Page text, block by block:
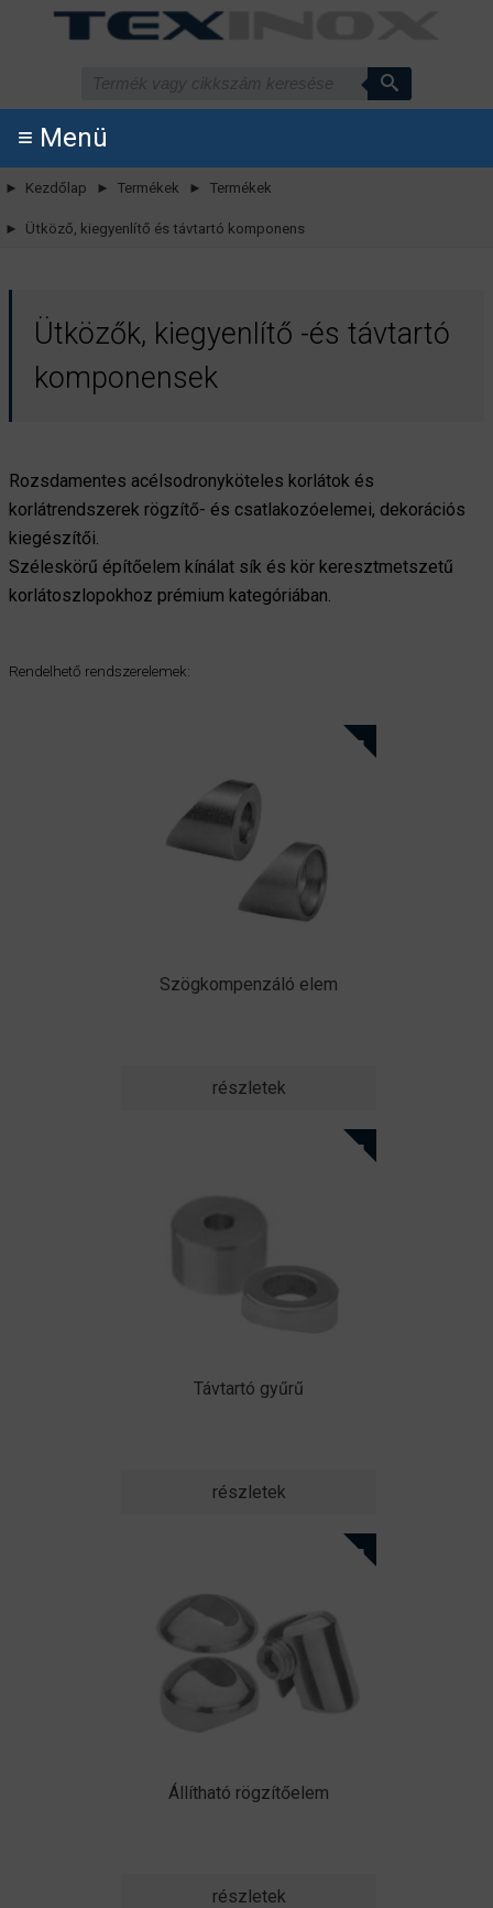
≡ Menü
► Kezdőlap ► Termékek ► Termékek
► Ütköző, kiegyenlítő és távtartó komponens
Ütközők, kiegyenlítő -és távtartó
komponensek
Rozsdamentes acélsodronyköteles korlátok és
korlátrendszerek rögzítő- és csatlakozóelemei, dekorációs
kiegészítői.
Széleskörű építőelem kínálat sík és kör keresztmetszetű
korlátoszlopokhoz prémium kategóriában.
Rendelhető rendszerelemek:
Szögkompenzáló elem
részletek
Távtartó gyűrű
részletek
Állítható rögzítőelem
részletek